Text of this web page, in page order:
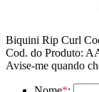
Biquini Rip Curl
Cod. do Produto:
Avise-me quando